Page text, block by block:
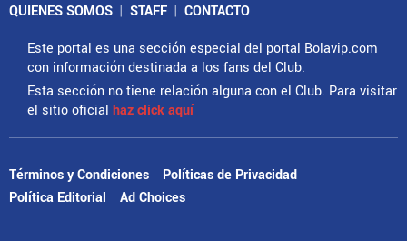
QUIENES SOMOS | STAFF | CONTACTO
Este portal es una sección especial del portal Bolavip.com
con información destinada a los fans del Club.
Esta sección no tiene relación alguna con el Club. Para visitar
el sitio oficial haz click aquí
Términos y Condiciones
Políticas de Privacidad
Política Editorial
Ad Choices